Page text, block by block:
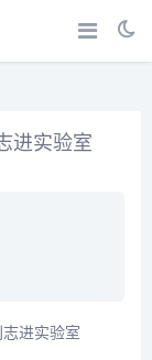
进实验室
进实验室